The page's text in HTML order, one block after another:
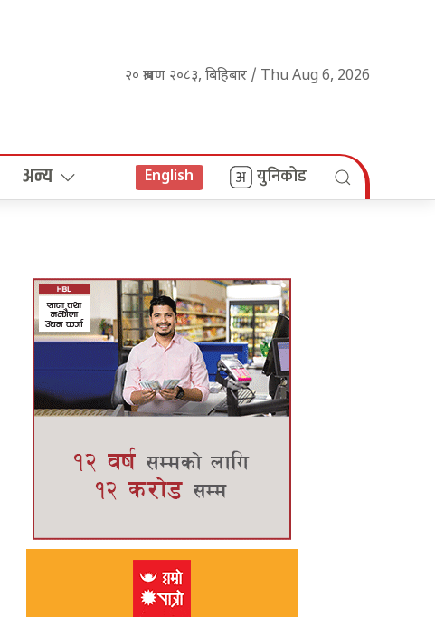
२० श्रावण २०८३, बिहिबार / Thu Aug 6, 2026
अन्य English युनिकोड